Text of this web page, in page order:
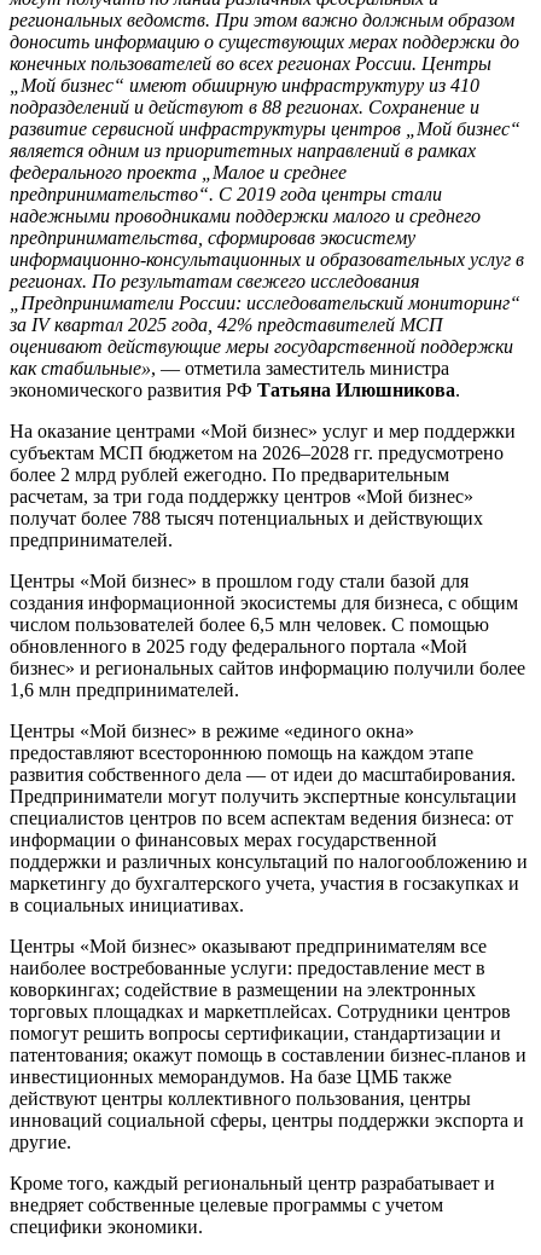
региональных ведомств. При этом важно должным образом
доносить информацию о существующих мерах поддержки до
конечных пользователей во всех регионах России. Центры
„Мой бизнес“ имеют обширную инфраструктуру из 410
подразделений и действуют в 88 регионах. Сохранение и
развитие сервисной инфраструктуры центров „Мой бизнес“
является одним из приоритетных направлений в рамках
федерального проекта „Малое и среднее
предпринимательство“. С 2019 года центры стали
надежными проводниками поддержки малого и среднего
предпринимательства, сформировав экосистему
информационно-консультационных и образовательных услуг в
регионах. По результатам свежего исследования
„Предприниматели России: исследовательский мониторинг“
за IV квартал 2025 года, 42% представителей МСП
оценивают действующие меры государственной поддержки
как стабильные», — отметила заместитель министра
экономического развития РФ Татьяна Илюшникова.
На оказание центрами «Мой бизнес» услуг и мер поддержки
субъектам МСП бюджетом на 2026–2028 гг. предусмотрено
более 2 млрд рублей ежегодно. По предварительным
расчетам, за три года поддержку центров «Мой бизнес»
получат более 788 тысяч потенциальных и действующих
предпринимателей.
Центры «Мой бизнес» в прошлом году стали базой для
создания информационной экосистемы для бизнеса, с общим
числом пользователей более 6,5 млн человек. С помощью
обновленного в 2025 году федерального портала «Мой
бизнес» и региональных сайтов информацию получили более
1,6 млн предпринимателей.
Центры «Мой бизнес» в режиме «единого окна»
предоставляют всестороннюю помощь на каждом этапе
развития собственного дела — от идеи до масштабирования.
Предприниматели могут получить экспертные консультации
специалистов центров по всем аспектам ведения бизнеса: от
информации о финансовых мерах государственной
поддержки и различных консультаций по налогообложению и
маркетингу до бухгалтерского учета, участия в госзакупках и
в социальных инициативах.
Центры «Мой бизнес» оказывают предпринимателям все
наиболее востребованные услуги: предоставление мест в
коворкингах; содействие в размещении на электронных
торговых площадках и маркетплейсах. Сотрудники центров
помогут решить вопросы сертификации, стандартизации и
патентования; окажут помощь в составлении бизнес-планов и
инвестиционных меморандумов. На базе ЦМБ также
действуют центры коллективного пользования, центры
инноваций социальной сферы, центры поддержки экспорта и
другие.
Кроме того, каждый региональный центр разрабатывает и
внедряет собственные целевые программы с учетом
специфики экономики.